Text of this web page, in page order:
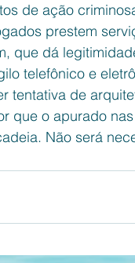
de ação
prestem
que dá
telefônico e
tentativa de
que o apurado
Não será